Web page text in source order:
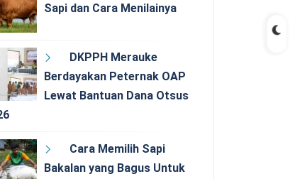
Sapi dan Cara Menilainya
DKPPH Merauke
Berdayakan Peternak OAP
Lewat Bantuan Dana Otsus
Cara Memilih Sapi
Bakalan yang Bagus Untuk